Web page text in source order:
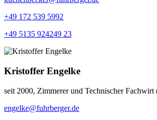
+49 172 539 5992
+49 5135 924249 23
Kristoffer Engelke
seit 2000, Zimmerer und Technischer
engelke@fuhrberger.de